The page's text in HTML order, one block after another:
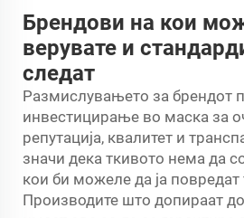
Брендови на кои
верувате и
следат
Размислувањето за брендот
инвестицирање во маска за
репутација, квалитет и
значи дека ткивото нема да
кои би можеле да ја повредат
Производите што допираат